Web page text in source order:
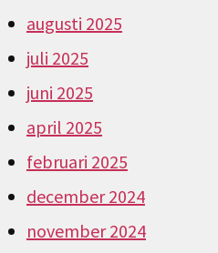
augusti 2025
juli 2025
juni 2025
april 2025
februari 2025
december 2024
november 2024